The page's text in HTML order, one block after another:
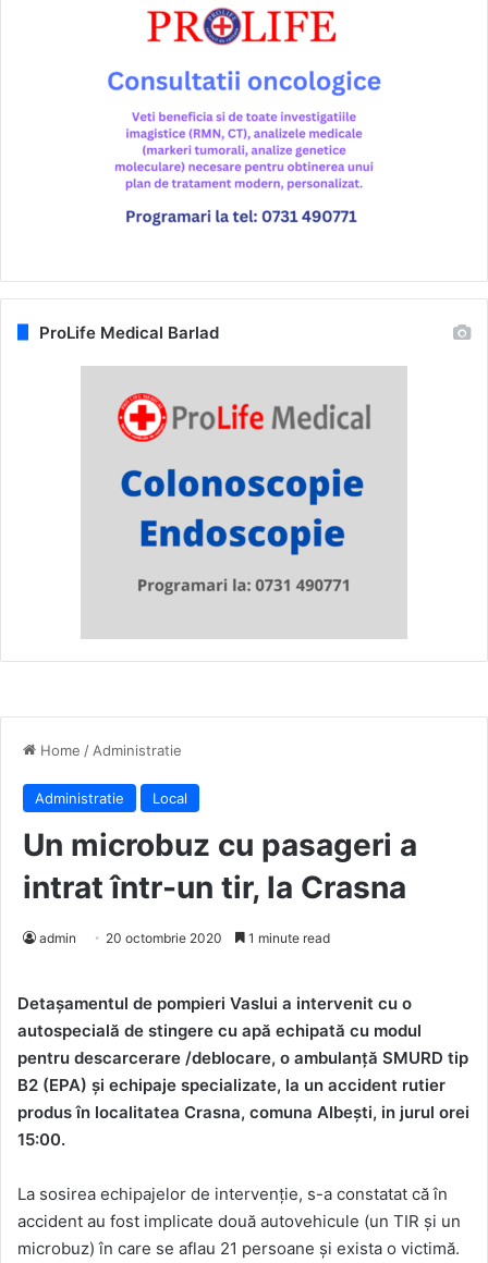
Home / Administratie
Administratie Local
Un microbuz cu pasageri a
intrat într-un tir, la Crasna
admin 20 octombrie 2020 1 minute read
Detașamentul de pompieri Vaslui a intervenit cu o
autospecială de stingere cu apă echipată cu modul
pentru descarcerare /deblocare, o ambulanță SMURD tip
B2 (EPA) și echipaje specializate, la un accident rutier
produs în localitatea Crasna, comuna Albești, in jurul orei
15:00.
La sosirea echipajelor de intervenție, s-a constatat că în
accident au fost implicate două autovehicule (un TIR și un
microbuz) în care se aflau 21 persoane și exista o victimă.
ProLife Medical Barlad